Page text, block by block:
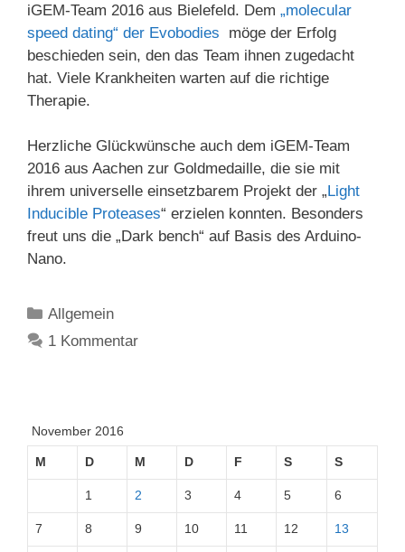
iGEM-Team 2016 aus Bielefeld. Dem „molecular
speed dating“ der Evobodies möge der Erfolg
beschieden sein, den das Team ihnen zugedacht
hat. Viele Krankheiten warten auf die richtige
Therapie.
Herzliche Glückwünsche auch dem iGEM-Team
2016 aus Aachen zur Goldmedaille, die sie mit
ihrem universelle einsetzbarem Projekt der „Light
Inducible Proteases“ erzielen konnten. Besonders
freut uns die „Dark bench“ auf Basis des Arduino-
Nano.
Kategorien
Allgemein
1 Kommentar
November 2016
M D M D F S S
1 2 3 4 5 6
7 8 9 10 11 12 13